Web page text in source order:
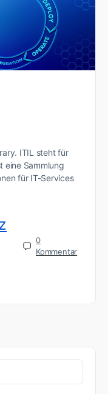
ITIL steht für
eine Sammlung
für IT-Services
0
Kommentar